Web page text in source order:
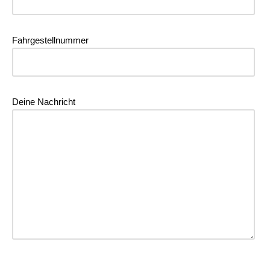
Fahrgestellnummer
Deine Nachricht